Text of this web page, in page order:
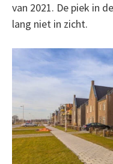
van 2021. De piek in
lang niet in zicht.